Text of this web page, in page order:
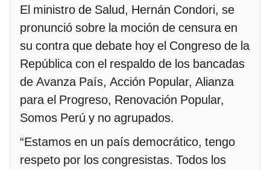
El ministro de Salud, Hernán Condori, se
pronunció sobre la moción de censura en
su contra que debate hoy el Congreso de la
República con el respaldo de los bancadas
de Avanza País, Acción Popular, Alianza
para el Progreso, Renovación Popular,
Somos Perú y no agrupados.
“Estamos en un país democrático, tengo
respeto por los congresistas. Todos los